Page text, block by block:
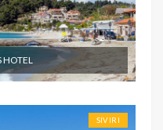
SIVIRI